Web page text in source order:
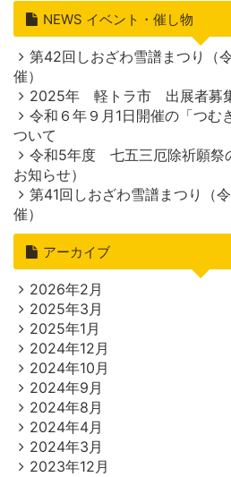
NEWS イベント・催し物
第42回しおざわ雪譜まつり（
催）
2025年 軽トラ市 出展者募
令和６年９月1日開催の「つむ
ついて
令和5年度 七五三厄除祈願祭
お知らせ）
第41回しおざわ雪譜まつり（
催）
アーカイブ
2026年2月
2025年3月
2025年1月
2024年12月
2024年10月
2024年9月
2024年8月
2024年4月
2024年3月
2023年12月